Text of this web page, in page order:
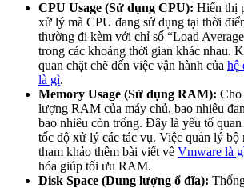
CPU Usage (Sử dụng CPU): Hiển thị
xử lý mà CPU đang sử dụng tại thời
thường đi kèm với chỉ số “Load
trong các khoảng thời gian khác nhau.
quan chặt chẽ đến việc vận hành của hệ
là gì.
Memory Usage (Sử dụng RAM): Cho
lượng RAM của máy chủ, bao nhiêu
bao nhiêu còn trống. Đây là yếu tố
tốc độ xử lý các tác vụ. Việc quản lý bộ
tham khảo thêm bài viết về Vmware là
hóa giúp tối ưu RAM.
Disk Space (Dung lượng ổ đĩa):